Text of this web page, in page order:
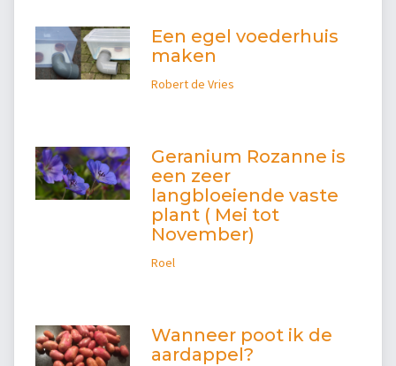
Een egel voederhuis
maken
Robert de Vries
Geranium Rozanne is
een zeer
langbloeiende vaste
plant ( Mei tot
November)
Roel
Wanneer poot ik de
aardappel?